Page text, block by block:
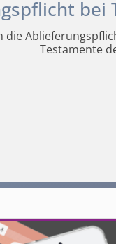
bei
die
Testamente